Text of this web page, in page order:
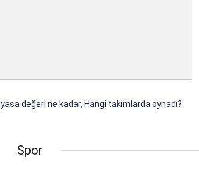
değeri ne kadar, Hangi takımlarda oynadı?
Spor